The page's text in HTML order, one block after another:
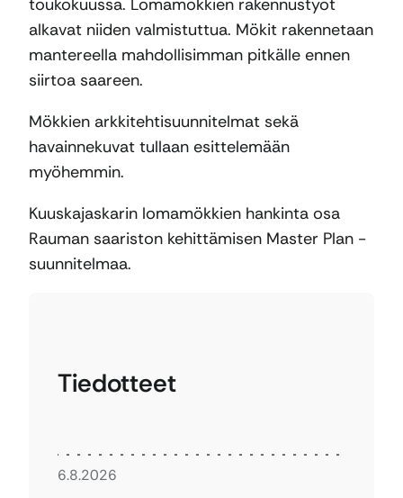
toukokuussa. Lomamökkien rakennustyöt
alkavat niiden valmistuttua. Mökit rakennetaan
mantereella mahdollisimman pitkälle ennen
siirtoa saareen.
Mökkien arkkitehtisuunnitelmat sekä
havainnekuvat tullaan esittelemään
myöhemmin.
Kuuskajaskarin lomamökkien hankinta osa
Rauman saariston kehittämisen Master Plan -
suunnitelmaa.
Tiedotteet
6.8.2026